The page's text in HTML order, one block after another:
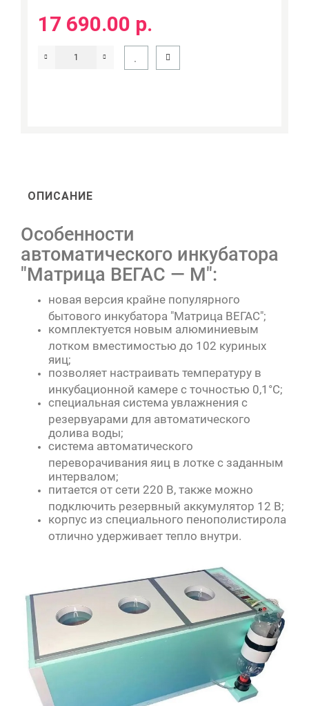
17 690.00 р.
ОПИСАНИЕ
Особенности
автоматического инкубатора
"Матрица ВЕГАС — М":
новая версия крайне популярного
бытового инкубатора "Матрица ВЕГАС";
комплектуется новым алюминиевым
лотком вместимостью до 102 куриных
яиц;
позволяет настраивать температуру в
инкубационной камере с точностью 0,1°C;
специальная система увлажнения с
резервуарами для автоматического
долива воды;
система автоматического
переворачивания яиц в лотке с заданным
интервалом;
питается от сети 220 В, также можно
подключить резервный аккумулятор 12 В;
корпус из специального пенополистирола
отлично удерживает тепло внутри.